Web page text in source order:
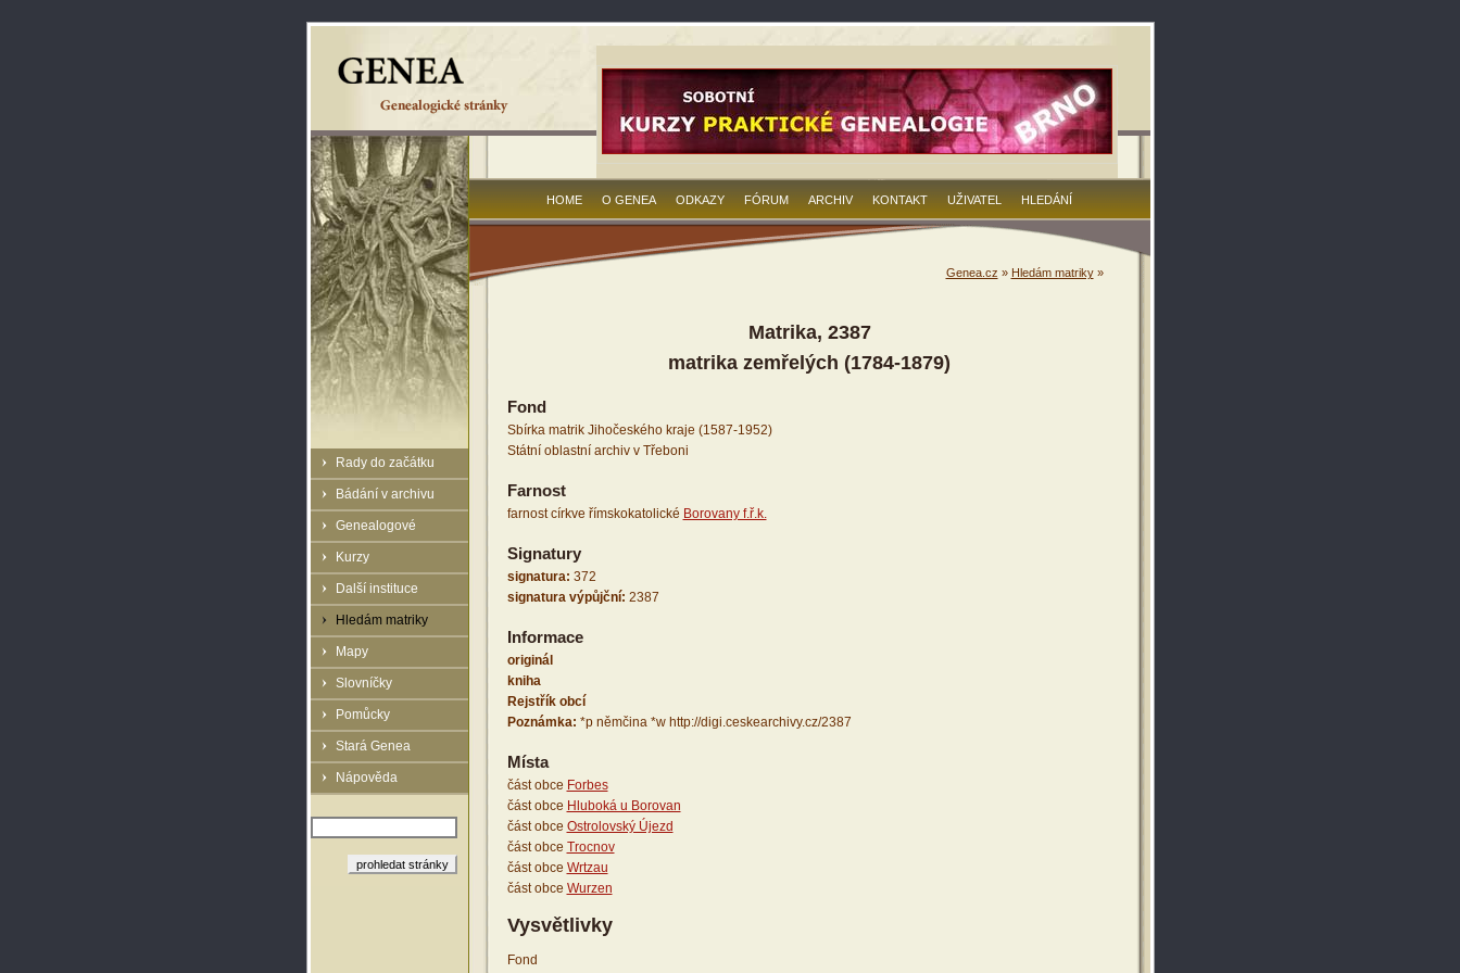
Rady do začátku
Bádání v archivu
Genealogové
Kurzy
Další instituce
Hledám matriky
Mapy
Slovníčky
Pomůcky
Stará Genea
Nápověda
HOME O GENEA ODKAZY FÓRUM ARCHIV KONTAKT UŽIVATEL HLEDÁNÍ
Genea.cz » Hledám matriky»
Matrika, 2387
matrika zemřelých (1784-1879)
Fond
Sbírka matrik Jihočeského kraje (1587-1952)
Státní oblastní archiv v Třeboni
Farnost
farnost církve římskokatolické Borovany f.ř.k.
Signatury
signatura: 372
signatura výpůjční: 2387
Informace
originál
kniha
Rejstřík obcí
Poznámka: *p němčina *w http://digi.ceskearchivy.cz/2387
Místa
část obce Forbes
část obce Hluboká u Borovan
část obce Ostrolovský Újezd
část obce Trocnov
část obce Wrtzau
část obce Wurzen
Vysvětlivky
Fond